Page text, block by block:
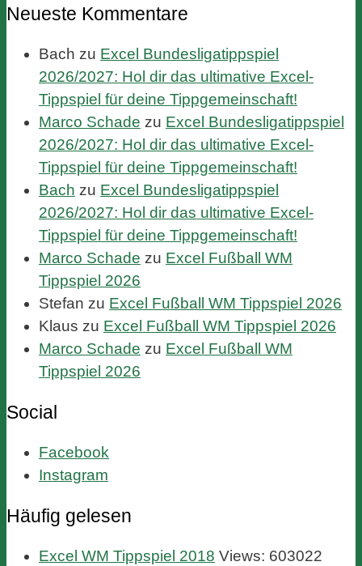
Neueste Kommentare
Bach zu Excel Bundesligatippspiel
2026/2027: Hol dir das ultimative Excel-
Tippspiel für deine Tippgemeinschaft!
Marco Schade zu Excel Bundesligatippspiel
2026/2027: Hol dir das ultimative Excel-
Tippspiel für deine Tippgemeinschaft!
Bach zu Excel Bundesligatippspiel
2026/2027: Hol dir das ultimative Excel-
Tippspiel für deine Tippgemeinschaft!
Marco Schade zu Excel Fußball WM
Tippspiel 2026
Stefan zu Excel Fußball WM Tippspiel 2026
Klaus zu Excel Fußball WM Tippspiel 2026
Marco Schade zu Excel Fußball WM
Tippspiel 2026
Social
Facebook
Instagram
Häufig gelesen
Excel WM Tippspiel 2018 Views: 603022